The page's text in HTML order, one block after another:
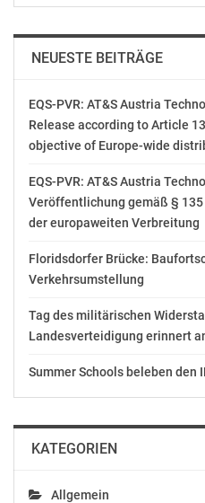
NEUESTE BEITRÄGE
EQS-PVR: AT&S Austria
Release according to Article
objective of Europe-wide
EQS-PVR: AT&S Austria
Veröffentlichung gemäß § 135
der europaweiten Verbreitung
Floridsdorfer Brücke:
Verkehrsumstellung
Tag des militärischen
Landesverteidigung erinnert
Summer Schools beleben den
KATEGORIEN
Allgemein